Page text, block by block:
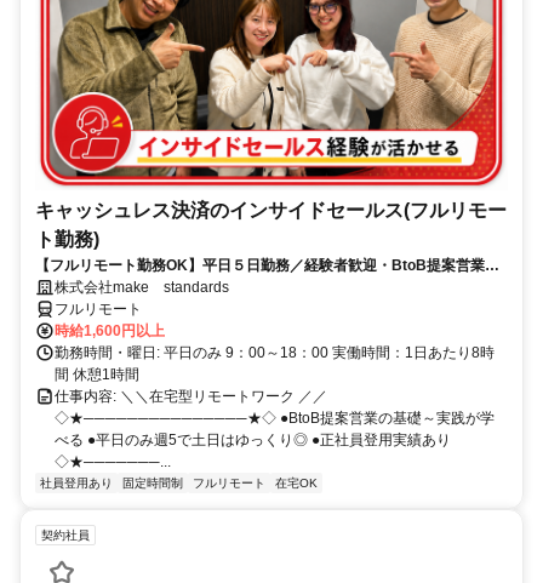
キャッシュレス決済のインサイドセールス(フルリモー
ト勤務)
【フルリモート勤務OK】平日５日勤務／経験者歓迎・BtoB提案営業で
スキルアップ
株式会社make standards
フルリモート
時給1,600円以上
勤務時間・曜日: 平日のみ 9：00～18：00 実働時間：1日あたり8時
間 休憩1時間
仕事内容: ＼＼在宅型リモートワーク ／／
◇★───────────────★◇ ●BtoB提案営業の基礎～実践が学
べる ●平日のみ週5で土日はゆっくり◎ ●正社員登用実績あり
◇★───────...
社員登用あり 固定時間制 フルリモート 在宅OK
契約社員